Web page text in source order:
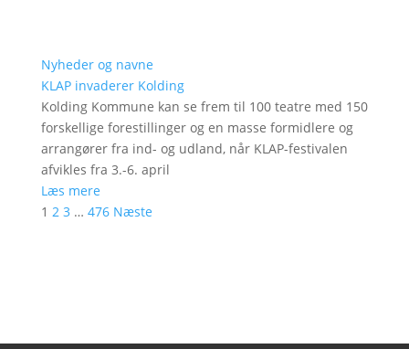
Nyheder og navne
KLAP invaderer Kolding
Kolding Kommune kan se frem til 100 teatre med 150
forskellige forestillinger og en masse formidlere og
arrangører fra ind- og udland, når KLAP-festivalen
afvikles fra 3.-6. april
Læs mere
1 2 3 … 476 Næste